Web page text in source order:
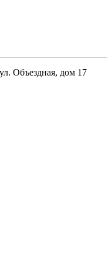
Объездная, дом 17